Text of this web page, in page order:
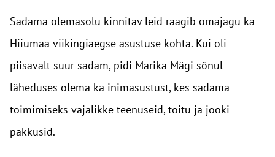
Sadama olemasolu kinnitav leid räägib omajagu ka
Hiiumaa viikingiaegse asustuse kohta. Kui oli
piisavalt suur sadam, pidi Marika Mägi sõnul
läheduses olema ka inimasustust, kes sadama
toimimiseks vajalikke teenuseid, toitu ja jooki
pakkusid.